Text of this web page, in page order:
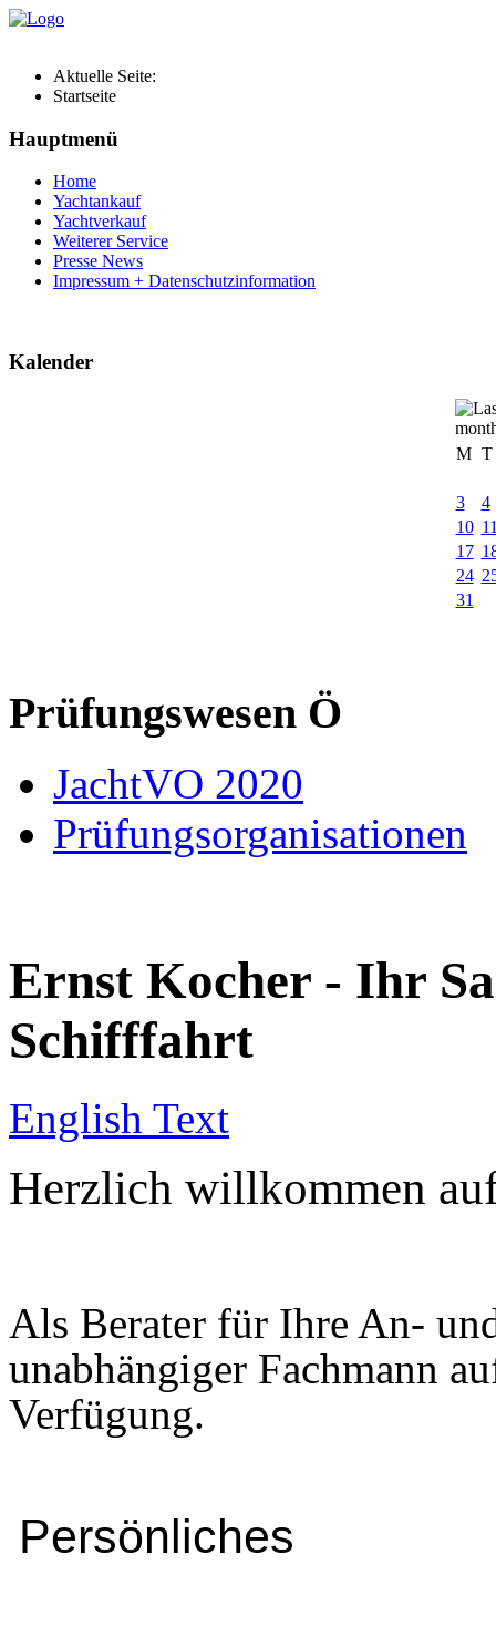
Aktuelle Seite:
Startseite
Hauptmenü
Home
Yachtankauf
Yachtverkauf
Weiterer Service
Presse News
Impressum + Datenschutzinformation
Kalender
M T
3
4
10
17
24
31
Prüfungswesen Ö
JachtVO 2020
Prüfungsorganisationen
Ernst Kocher - Ihr
Schifffahrt
English Text
Herzlich willkommen
Als Berater für Ihre An-
unabhängiger Fachmann
Verfügung.
Persönliches